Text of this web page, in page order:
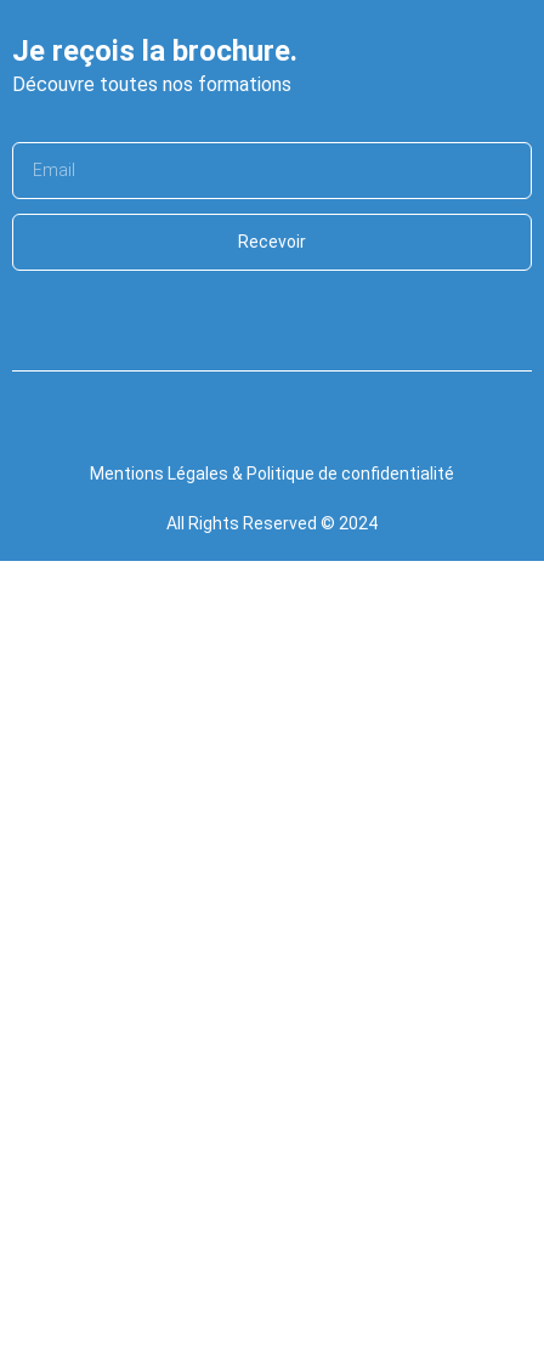
Je reçois la brochure.
Découvre toutes nos formations
Recevoir
Mentions Légales & Politique de confidentialité
All Rights Reserved © 2024